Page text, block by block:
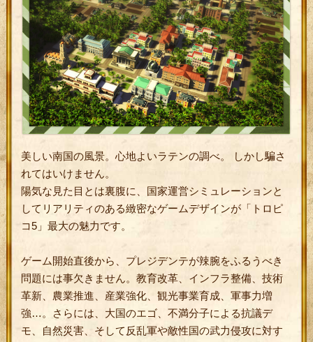
美しい南国の風景。心地よいラテンの調べ。 しかし騙さ
れてはいけません。
陽気な見た目とは裏腹に、国家運営シミュレーションと
してリアリティのある緻密なゲームデザインが「トロピ
コ5」最大の魅力です。
ゲーム開始直後から、プレジデンテが辣腕をふるうべき
問題には事欠きません。教育改革、インフラ整備、技術
革新、農業推進、産業強化、観光事業育成、軍事力増
強…。さらには、大国のエゴ、不満分子による抗議デ
モ、自然災害、そして反乱軍や敵性国の武力侵攻に対す